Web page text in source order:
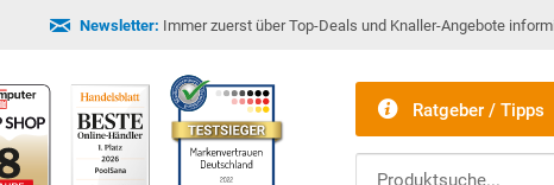
Newsletter: Immer zuerst über Top-Deals und Knaller-Angebote
Ratgeber / Tipps